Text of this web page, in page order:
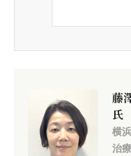
藤
氏
横
治